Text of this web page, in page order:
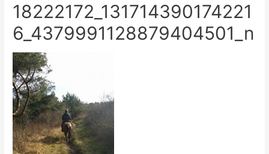
18222172_131714390174221
6_4379991128879404501_n